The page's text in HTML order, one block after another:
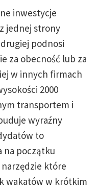
inwestycje
jednej strony
podnosi
za obecność lub za
w innych firmach
2000
transportem i
wyraźny
to
na początku
które
wakatów w krótkim